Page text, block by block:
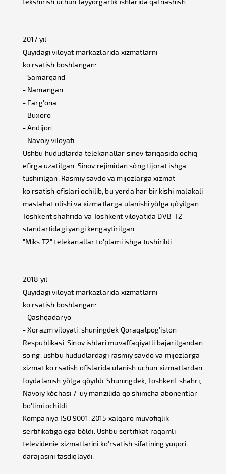
2017 yil
Quyidagi viloyat markazlarida xizmatlarni
ko'rsatish boshlangan:
- Samarqand
- Namangan
- Farg'ona
- Buxoro
- Andijon
- Navoiy viloyati.
Ushbu hududlarda telekanallar sinov tariqasida ochiq
efirga uzatilgan. Sinov rejimidan so`ng tijorat ishga
tushirilgan. Rasmiy savdo va mijozlarga xizmat
ko'rsatish ofislari ochilib, bu yerda har bir kishi malakali
maslahat olishi va xizmatlarga ulanishi yo`lga qo`yilgan.
Toshkent shahrida va Toshkent viloyatida DVB-T2
standartidagi yangi kengaytirilgan
"Miks T2" telekanallar to'plami ishga tushirildi.
2018 yil
Quyidagi viloyat markazlarida xizmatlarni
ko'rsatish boshlangan:
- Qashqadaryo
- Xorazm viloyati, shuningdek Qoraqalpog'iston
Respublikasi. Sinov ishlari muvaffaqiyatli bajarilgandan
so'ng, ushbu hududlardagi rasmiy savdo va mijozlarga
xizmat ko'rsatish ofislarida ulanish uchun xizmatlardan
foydalanish yo`lga qo`yildi. Shuningdek, Toshkent shahri,
Navoiy ko`chasi 7-uy manzilida qo'shimcha abonentlar
bo'limi ochildi.
Kompaniya ISO 9001: 2015 xalqaro muvofiqlik
sertifikatiga ega bo`ldi. Ushbu sertifikat raqamli
televidenie xizmatlarini ko'rsatish sifatining yuqori
darajasini tasdiqlaydi.